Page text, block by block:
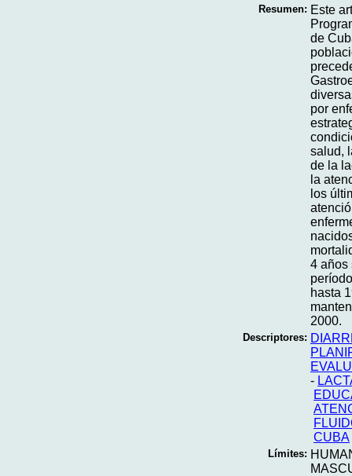
Resumen: Este
de
por
salud,
de la
la
los
4 años
hasta
2000.
Descriptores:
-
CUBA
Límites: